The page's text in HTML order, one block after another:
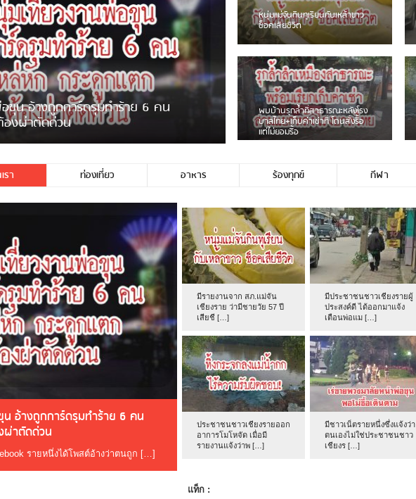
บ! พบพม่าเร่ขายพวงมาลัยหน้าพ่อขุนฯ
าม
งซึ่งแจ้งว่าตนเองไม่ใช่ประชาชนชาวเชียงร […]
ชาวเน็ตฮา! รถเครื่องแม่สายชน
ป้ายร้านโลงศพแล้วหนี พบเสาหัก
เบรคหัก หวิดได้ใช้บริการ
หนุ่มเจียงฮายจ่ม พบถังน้ำดื่มตก
กลางถนน รถเครื่องหลบไม่ทันล้ม
บาดเจ็บ
รา ท่องเที่ยว อาหาร ร้องทุกข์ กีฬา
อ้างถูกการ์ดรุมทำร้าย 6 คน
ผ่าตัดด่วน
รายหนึ่งได้โพสต์อ้างว่าตนถูก […]
มีรายงานจาก สภ.แม่จัน
เชียงราย ว่ามีชายวัย 57 ปี
เสียชี […]
มีประชาชนชาวเชียงรายผู้
ประสงค์ดี ได้ออกมาแจ้ง
เตือนพ่อแม […]
ประชาชนชาวเชียงรายออก
อาการโมโหจัด เมื่อมี
รายงานแจ้งว่าพ […]
มีชาวเน็ตรายหนึ่งซึ่งแจ้งว่า
ตนเองไม่ใช่ประชาชนชาว
เชียงร […]
แท็ก :